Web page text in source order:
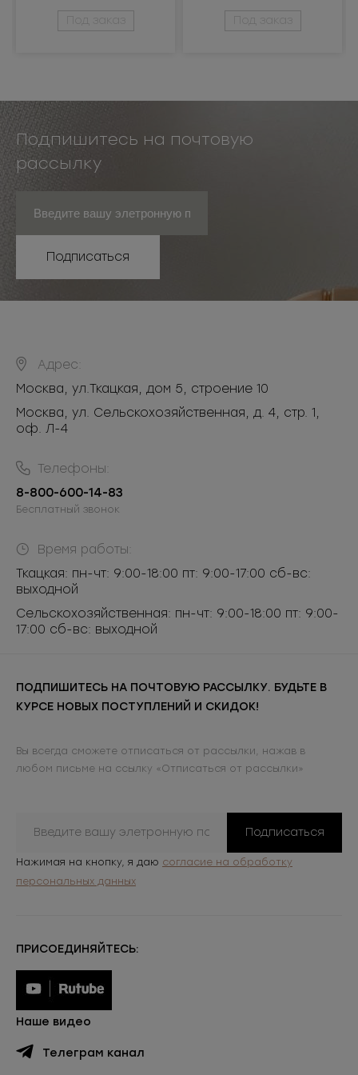
Под заказ Под заказ
Подпишитесь на почтовую
рассылку
Подписаться
Адрес:
Москва, ул.Ткацкая, дом 5, строение 10
Москва, ул. Сельскохозяйственная, д. 4, стр. 1,
оф. Л-4
Телефоны:
8-800-600-14-83
Бесплатный звонок
Время работы:
Ткацкая: пн-чт: 9:00-18:00 пт: 9:00-17:00 сб-вс:
выходной
Сельскохозяйственная: пн-чт: 9:00-18:00 пт: 9:00-
17:00 сб-вс: выходной
ПОДПИШИТЕСЬ НА ПОЧТОВУЮ РАССЫЛКУ. БУДЬТЕ В
КУРСЕ НОВЫХ ПОСТУПЛЕНИЙ И СКИДОК!
Вы всегда сможете отписаться от рассылки, нажав в
любом письме на ссылку «Отписаться от рассылки»
Подписаться
Нажимая на кнопку, я даю согласие на обработку
персональных данных
ПРИСОЕДИНЯЙТЕСЬ:
Наше видео
Телеграм канал